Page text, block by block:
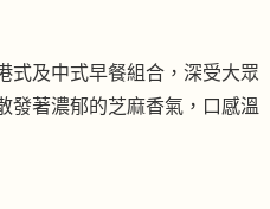
式及中式早餐組合，深受大眾
發著濃郁的芝麻香氣，口感溫